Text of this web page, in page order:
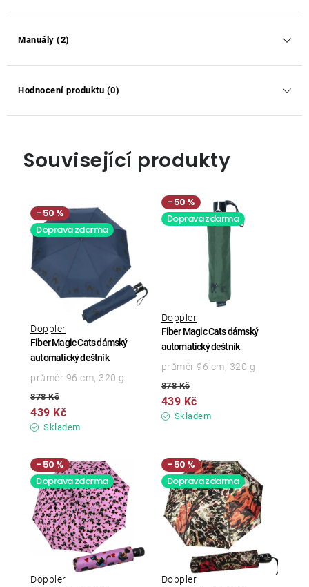
Manuály (2)
Hodnocení produktu (0)
Související produkty
50 %
Doprava zdarma
Fiber Magic Cats dámský
automatický deštník
Doppler
Skladem
439 Kč
878 Kč
průměr 96 cm, 320 g
50 %
Doprava zdarma
Fiber Magic Cats dámský
automatický deštník
Doppler
Skladem
439 Kč
878 Kč
průměr 96 cm, 320 g
50 %
Doprava zdarma
Doppler
50 %
Doprava zdarma
Doppler